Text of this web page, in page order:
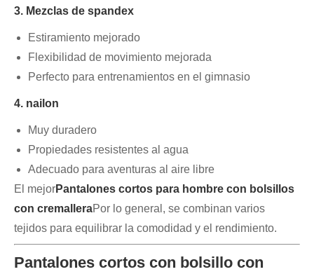
3. Mezclas de spandex
Estiramiento mejorado
Flexibilidad de movimiento mejorada
Perfecto para entrenamientos en el gimnasio
4. nailon
Muy duradero
Propiedades resistentes al agua
Adecuado para aventuras al aire libre
El mejorPantalones cortos para hombre con bolsillos
con cremalleraPor lo general, se combinan varios
tejidos para equilibrar la comodidad y el rendimiento.
Pantalones cortos con bolsillo con